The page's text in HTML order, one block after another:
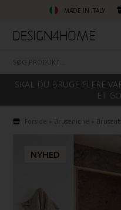
MADE IN ITALY
SKAL DU BRUGE FLERE
ET
Forside Bruseniche
NYHED